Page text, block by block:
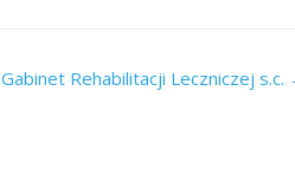
Gabinet Rehabilitacji Leczniczej s.c.